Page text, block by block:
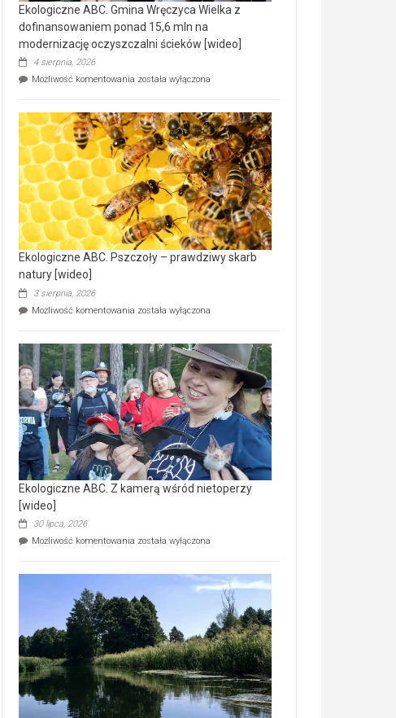
Ekologiczne ABC. Gmina Wręczyca Wielka z
dofinansowaniem ponad 15,6 mln na
modernizację oczyszczalni ścieków [wideo]
4 sierpnia, 2026
Możliwość komentowania Ekologiczne
Wręczyca
Wielka
z
dofinansowaniem
ponad
15,6
mln
na
modernizację
oczyszczalni
ścieków
[wideo]
została wyłączona
Ekologiczne ABC. Pszczoły – prawdziwy skarb
natury [wideo]
3 sierpnia, 2026
Możliwość komentowania Ekologiczne
–
prawdziwy
skarb
natury
[wideo]
została wyłączona
Ekologiczne ABC. Z kamerą wśród nietoperzy
[wideo]
30 lipca, 2026
Możliwość komentowania Ekologiczne
wśród
nietoperzy
[wideo]
została wyłączona